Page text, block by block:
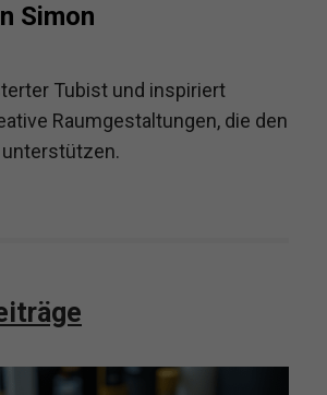
Simon
Tubist und inspiriert
Raumgestaltungen, die den